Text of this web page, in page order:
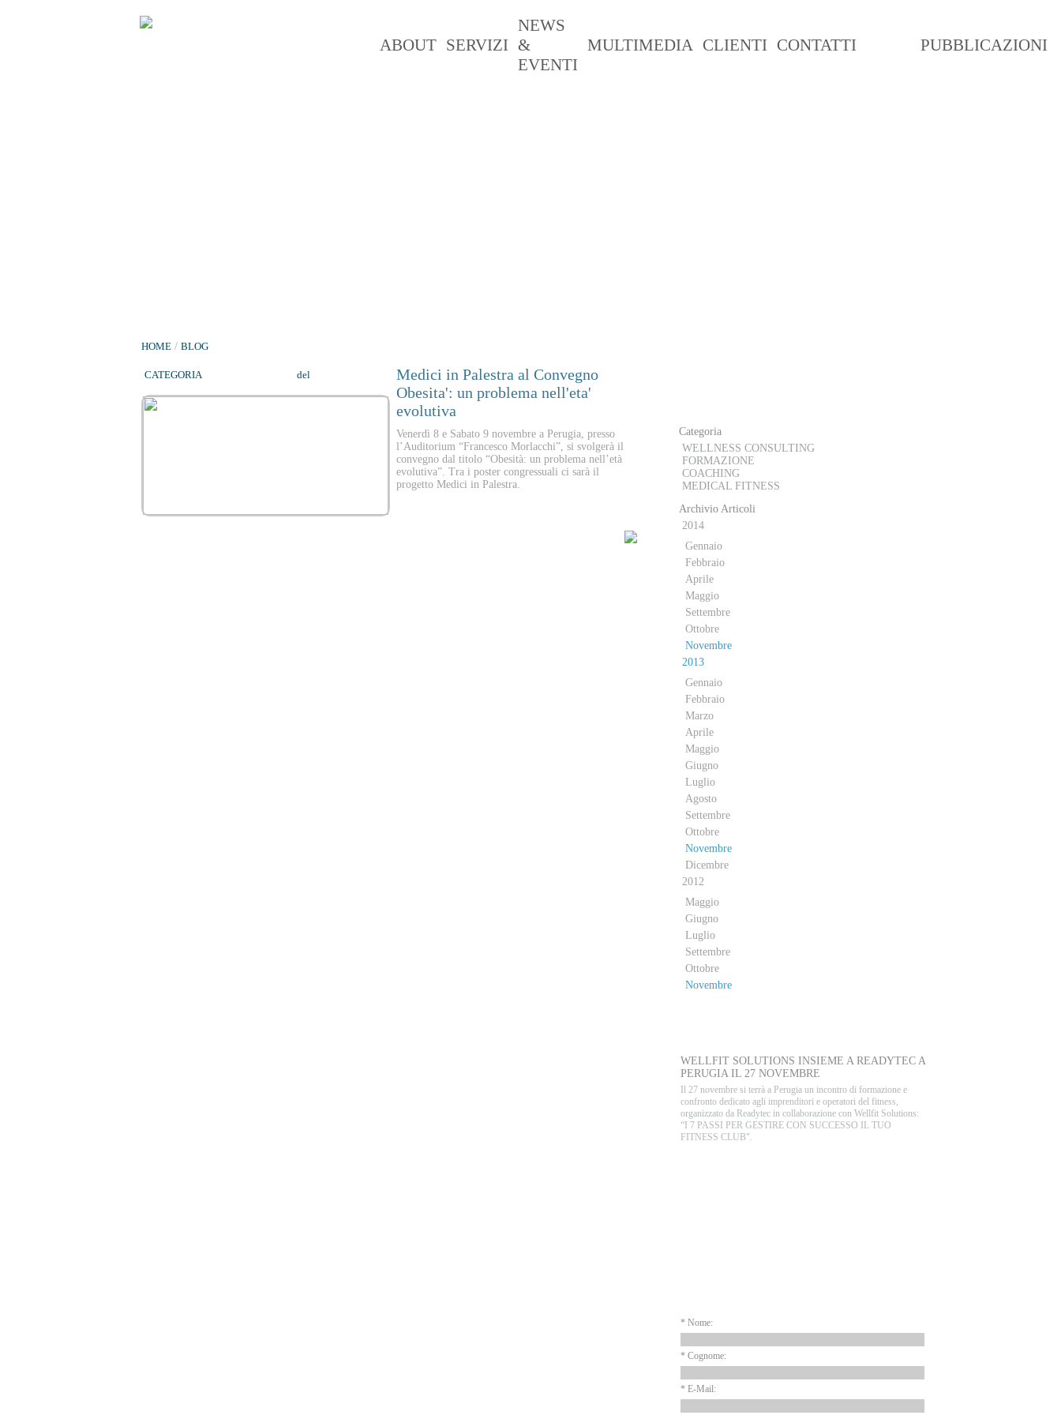
ABOUT SERVIZI
NEWS
&
EVENTI
MULTIMEDIA CLIENTI CONTATTI PUBBLICAZIONI
HOME / BLOG
CATEGORIA del
Medici in Palestra al Convegno
Obesita': un problema nell'eta'
evolutiva
Venerdì 8 e Sabato 9 novembre a Perugia, presso
l’Auditorium “Francesco Morlacchi”, si svolgerà il
convegno dal titolo “Obesità: un problema nell’età
evolutiva”. Tra i poster congressuali ci sarà il
progetto Medici in Palestra.
Categoria
WELLNESS CONSULTING
FORMAZIONE
COACHING
MEDICAL FITNESS
Archivio Articoli
2014
Gennaio
Febbraio
Aprile
Maggio
Settembre
Ottobre
Novembre
2013
Gennaio
Febbraio
Marzo
Aprile
Maggio
Giugno
Luglio
Agosto
Settembre
Ottobre
Novembre
Dicembre
2012
Maggio
Giugno
Luglio
Settembre
Ottobre
Novembre
WELLFIT SOLUTIONS INSIEME A READYTEC A
PERUGIA IL 27 NOVEMBRE
Il 27 novembre si terrà a Perugia un incontro di formazione e
confronto dedicato agli imprenditori e operatori del fitness,
organizzato da Readytec in collaborazione con Wellfit Solutions:
“I 7 PASSI PER GESTIRE CON SUCCESSO IL TUO
FITNESS CLUB".
* Nome:
* Cognome:
* E-Mail: